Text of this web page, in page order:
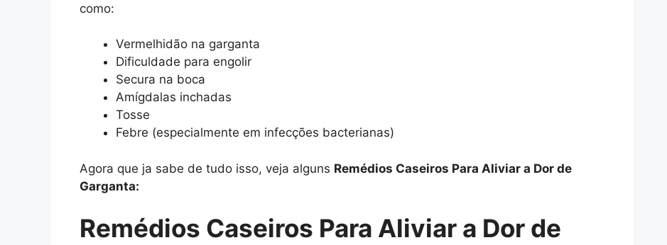
como:
Vermelhidão na garganta
Dificuldade para engolir
Secura na boca
Amígdalas inchadas
Tosse
Febre (especialmente em infecções bacterianas)
Agora que ja sabe de tudo isso, veja alguns Remédios Caseiros Para Aliviar a Dor de
Garganta:
Remédios Caseiros Para Aliviar a Dor de